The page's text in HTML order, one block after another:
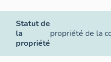
Statut de
la
propriété
propriété de la